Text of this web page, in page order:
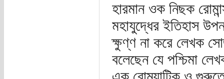
হারমান ওক নিছক
মহাযুদ্ধের ইতিহাস
ক্ষুণ্ণ না করে লেখক
বলেছেন যে পশ্চিমা